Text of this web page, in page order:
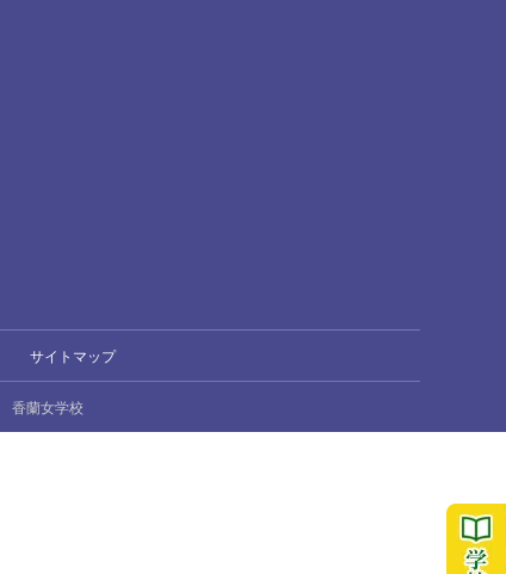
サイトマップ
香蘭女学校